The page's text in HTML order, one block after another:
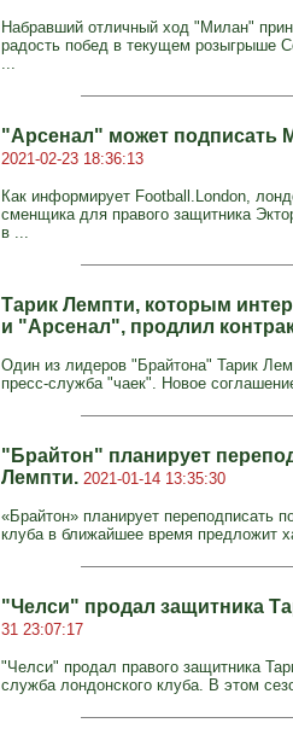
Набравший отличный ход "Милан"
радость побед в текущем розыгрыше
...
"Арсенал" может подписать
2021-02-23 18:36:13
Как информирует Football.London,
сменщика для правого защитника
в ...
Тарик Лемпти, которым
и "Арсенал", продлил
Один из лидеров "Брайтона" Тарик
пресс-служба "чаек". Новое
"Брайтон" планирует
Лемпти. 2021-01-14 13:35:30
«Брайтон» планирует переподписать
клуба в ближайшее время предложит
"Челси" продал защитника
31 23:07:17
"Челси" продал правого защитника
служба лондонского клуба. В этом